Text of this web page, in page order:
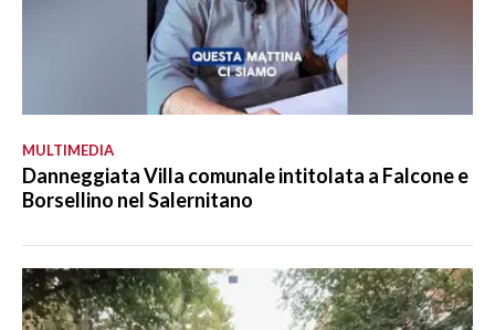
MULTIMEDIA
Danneggiata Villa comunale intitolata a Falcone e
Borsellino nel Salernitano